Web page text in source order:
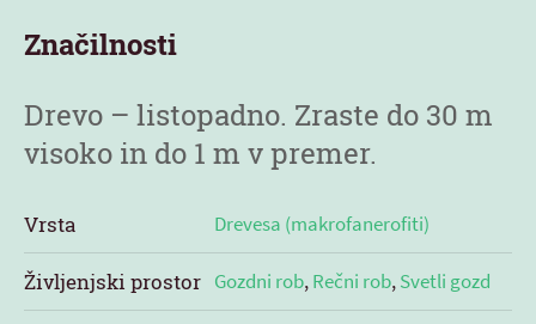
Značilnosti
Drevo – listopadno. Zraste do 30 m
visoko in do 1 m v premer.
Vrsta Drevesa (makrofanerofiti)
Življenjski prostor Gozdni rob,Rečni rob,Svetli gozd